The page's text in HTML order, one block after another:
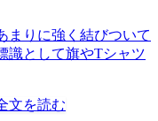
まりに強く結びついて
識として旗やTシャツ
文を読む